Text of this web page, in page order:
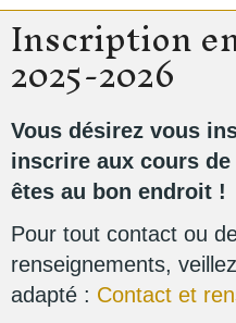
Inscription
2025-2026
Vous désirez vous
inscrire aux cours
êtes au bon endroit !
Pour tout contact ou
renseignements,
adapté : Contact et